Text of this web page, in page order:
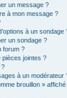
un message ?
à mon message ?
à un sondage
un sondage ?
forum ?
pièces jointes ?
?
à un modérateur
brouillon » affiché